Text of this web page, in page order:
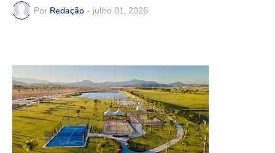
Por Redação - julho 01, 2026